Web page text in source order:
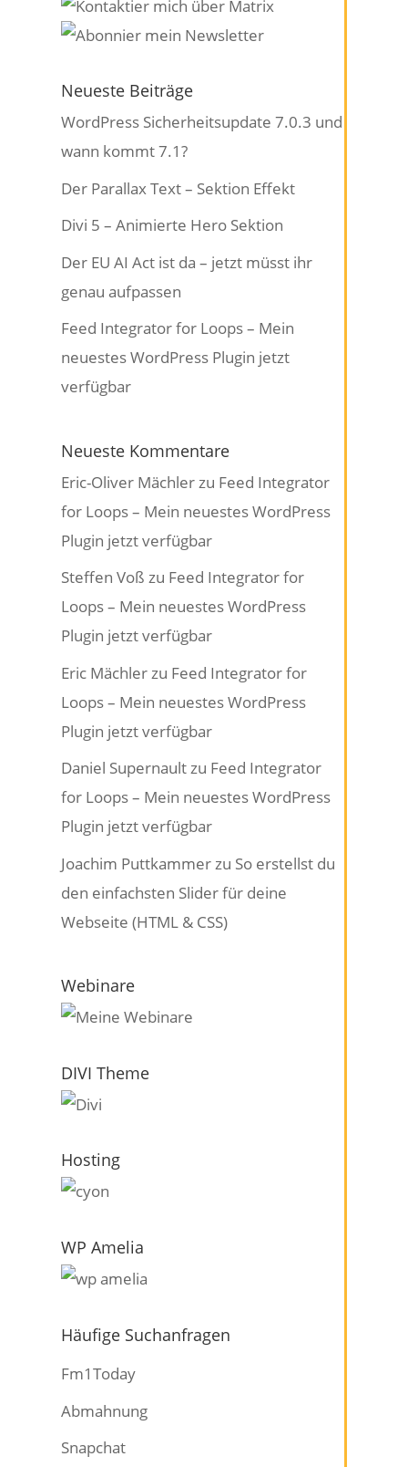
Neueste Beiträge
WordPress Sicherheitsupdate 7.0.3 und
wann kommt 7.1?
Der Parallax Text – Sektion Effekt
Divi 5 – Animierte Hero Sektion
Der EU AI Act ist da – jetzt müsst ihr
genau aufpassen
Feed Integrator for Loops – Mein
neuestes WordPress Plugin jetzt
verfügbar
Neueste Kommentare
Eric-Oliver Mächlerzu Feed Integrator
for Loops – Mein neuestes WordPress
Plugin jetzt verfügbar
Steffen Voß zu Feed Integrator for
Loops – Mein neuestes WordPress
Plugin jetzt verfügbar
Eric Mächlerzu Feed Integrator for
Loops – Mein neuestes WordPress
Plugin jetzt verfügbar
Daniel Supernaultzu Feed Integrator
for Loops – Mein neuestes WordPress
Plugin jetzt verfügbar
Joachim Puttkammerzu So erstellst du
den einfachsten Slider für deine
Webseite (HTML & CSS)
Webinare
DIVI Theme
Hosting
WP Amelia
Häufige Suchanfragen
Fm1Today
Abmahnung
Snapchat